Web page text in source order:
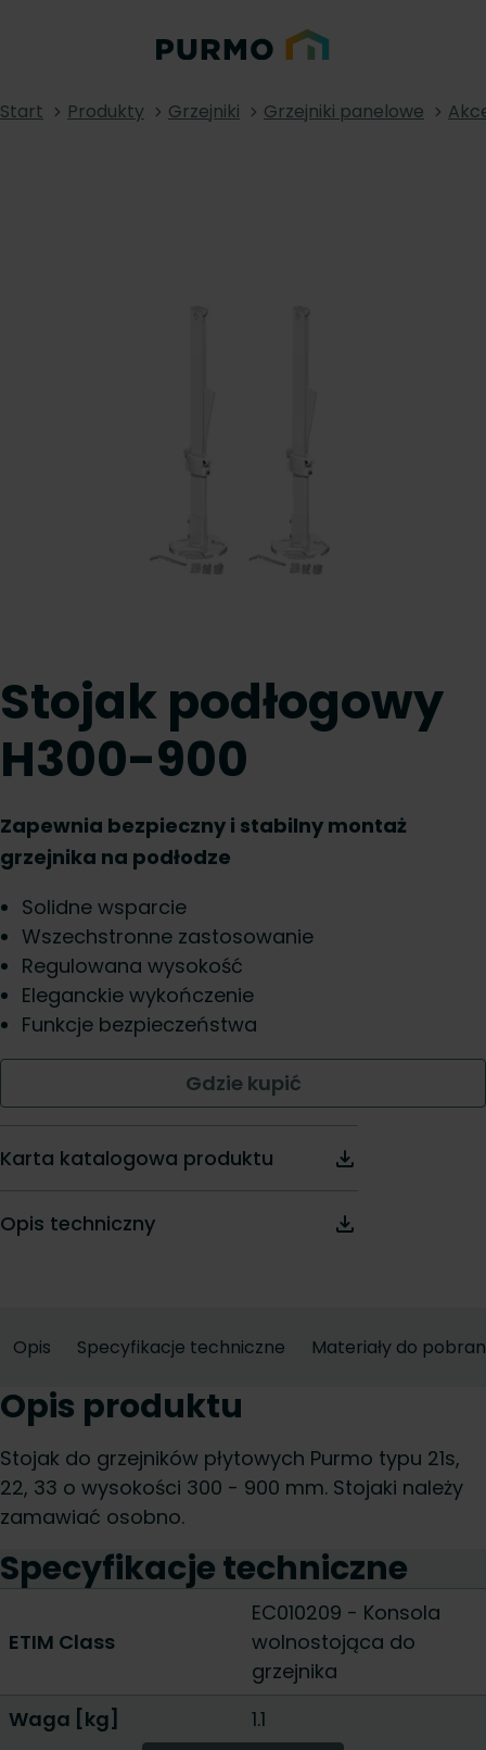
Start Produkty Grzejniki Grzejniki panelowe
Stojak podłogowy
H300-900
Zapewnia bezpieczny i stabilny montaż
grzejnika na podłodze
Solidne wsparcie
Wszechstronne zastosowanie
Regulowana wysokość
Eleganckie wykończenie
Funkcje bezpieczeństwa
Gdzie kupić
Karta katalogowa produktu
Opis techniczny
Opis Specyfikacje techniczne Materiały do
Opis produktu
Stojak do grzejników płytowych Purmo typu 21s,
22, 33 o wysokości 300 - 900 mm. Stojaki należy
zamawiać osobno.
Specyfikacje techniczne
ETIM Class
EC010209 - Konsola
wolnostojąca do
grzejnika
Waga [kg]
1.1